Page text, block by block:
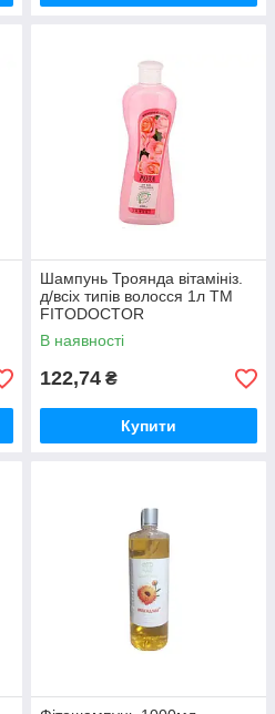
Шампунь Троянда вітамініз.
д/всіх типів волосся 1л ТМ
FITODOCTOR
В наявності
122,74 ₴
Купити